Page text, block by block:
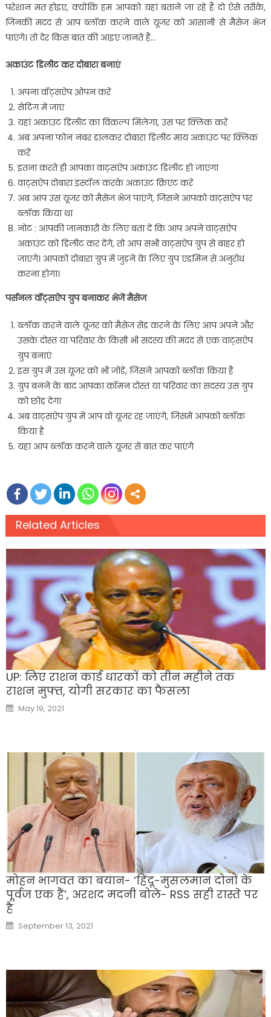
परेशान मत होइए, क्योंकि हम आपको यहां बताने जा रहे हैं दो ऐसे तरीके,
जिनकी मदद से आप ब्लॉक करने वाले यूजर को आसानी से मैसेज भेज
पाएंगे। तो देर किस बात की आइए जानते हैं…
अकाउंट डिलीट कर दोबारा बनाएं
अपना वॉट्सऐप ओपन करें
सेटिंग में जाएं
यहां अकाउंट डिलीट का विकल्प मिलेगा, उस पर क्लिक करें
अब अपना फोन नंबर डालकर दोबारा डिलीट माय अकाउंट पर क्लिक
करें
इतना करते ही आपका वाट्सऐप अकाउंट डिलीट हो जाएगा
वाट्सऐप दोबारा इंस्टॉल करके अकाउंट क्रिएट करें
अब आप उस यूजर को मैसेज भेज पाएंगे, जिसने आपको वाट्सऐप पर
ब्लॉक किया था
नोट : आपकी जानकारी के लिए बता दें कि आप अपने वाट्सऐप
अकाउंट को डिलीट कर देंगे, तो आप सभी वाट्सऐप ग्रुप से बाहर हो
जाएंगे। आपको दोबारा ग्रुप में जुड़ने के लिए ग्रुप एडमिन से अनुरोध
करना होगा।
पर्सनल वॉट्सऐप ग्रुप बनाकर भेजें मैसेज
ब्लॉक करने वाले यूजर को मैसेज सेंड करने के लिए आप अपने और
उसके दोस्त या परिवार के किसी भी सदस्य की मदद से एक वाट्सऐप
ग्रुप बनाएं
इस ग्रुप में उस यूजर को भी जोड़ें, जिसने आपको ब्लॉक किया है
ग्रुप बनने के बाद आपका कॉमन दोस्त या परिवार का सदस्य उस ग्रुप
को छोड़ देगा
अब वाट्सऐप ग्रुप में आप वो यूजर रह जाएंगे, जिसमें आपको ब्लॉक
किया है
यहां आप ब्लॉक करने वाले यूजर से बात कर पाएंगे
Related Articles
UP: लिए राशन कार्ड धारकों को तीन महीने तक
राशन मुफ्त, योगी सरकार का फैसला
Posted
on
May 19, 2021
मोहन भागवत का बयान- ‘हिंदू-मुसलमान दोनों के
पूर्वज एक हैं’, अरशद मदनी बोले- RSS सही रास्ते पर
है
Posted
on
September 13, 2021